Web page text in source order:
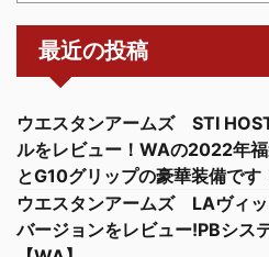
最近の投稿
ウエスタンアームズ STI
ルをレビュー！WAの2022年
とG10グリップの豪華装備です
ウエスタンアームズ LAヴィ
バージョンをレビュー!PBシス